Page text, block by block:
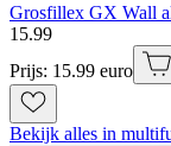
Grosfillex GX Wall
15.99
Prijs: 15.99 euro
Bekijk alles in